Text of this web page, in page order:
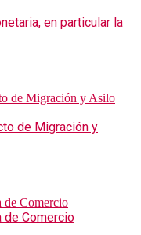
en particular la
de Migración y
de Comercio